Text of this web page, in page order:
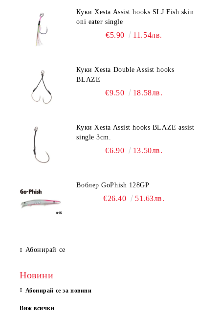
Куки Xesta Assist hooks SLJ Fish skin
oni eater single
€5.90 11.54лв.
Куки Xesta Double Assist hooks
BLAZE
€9.50 18.58лв.
Куки Xesta Assist hooks BLAZE assist
single 3cm.
€6.90 13.50лв.
Воблер GoPhish 128GP
€26.40 51.63лв.
Абонирай се
Новини
Абонирай се за новини
Виж всички